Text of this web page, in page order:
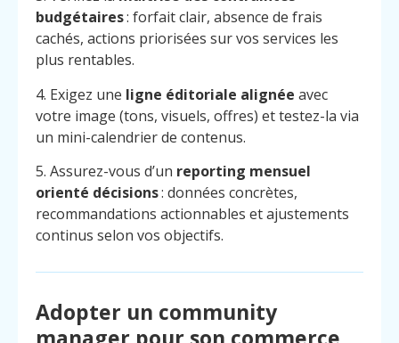
budgétaires: forfait clair, absence de frais
cachés, actions priorisées sur vos services les
plus rentables.
4. Exigez une ligne éditoriale alignée avec
votre image (tons, visuels, offres) et testez-la via
un mini-calendrier de contenus.
5. Assurez-vous d’un reporting mensuel
orienté décisions: données concrètes,
recommandations actionnables et ajustements
continus selon vos objectifs.
Adopter un community